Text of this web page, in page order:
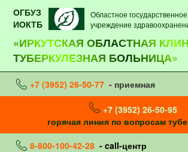
ОГБУЗ
ИОКТБ
Областное
учреждение
«ИРКУТСКАЯ ОБЛАСТНАЯ
ТУБЕРКУЛЕЗНАЯ БОЛЬНИЦА»
+7 (3952) 26-50-77 - приемная
+7 (3952) 26-50-95
горячая линия по вопросам
8-800-100-42-28 - call-центр